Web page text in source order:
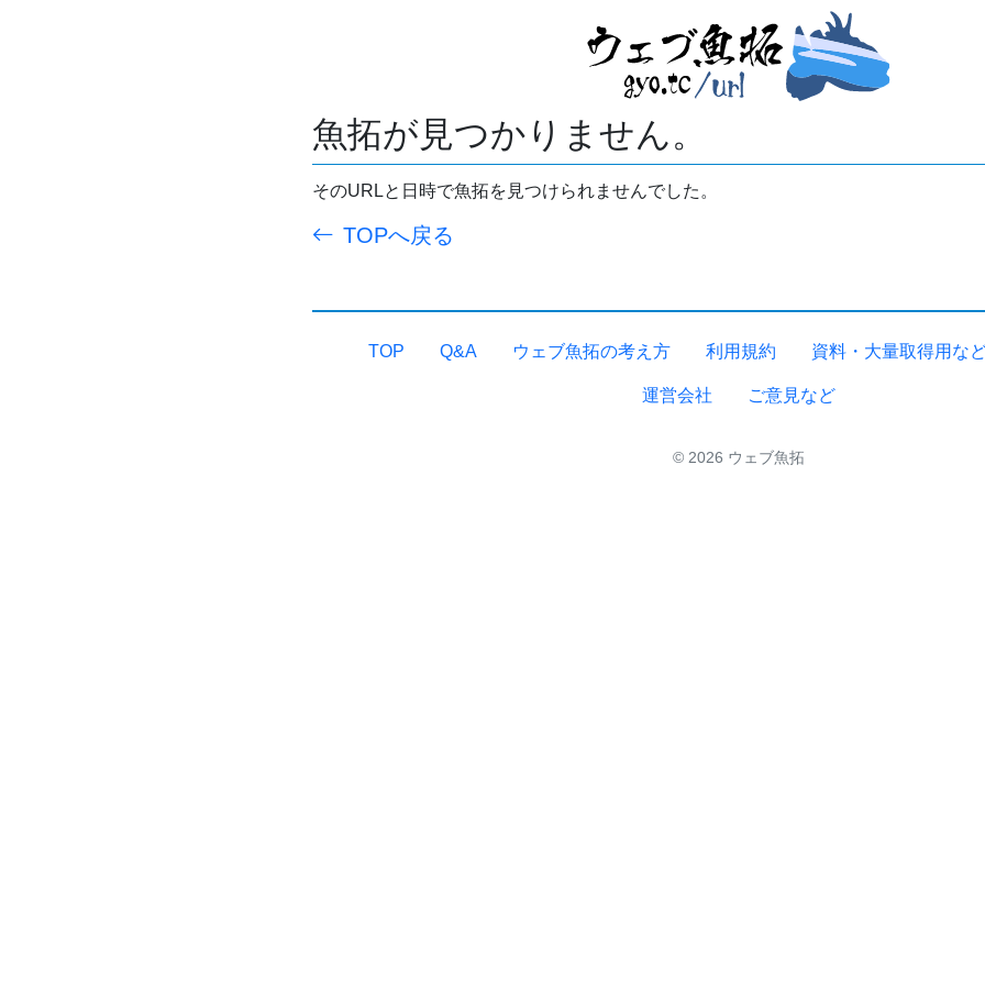
魚拓が見つかりません。
そのURLと日時で魚拓を見つけられませんでした。
TOPへ戻る
TOP Q&A ウェブ魚拓の考え方 利用規約 資料・大量取得用な
運営会社 ご意見など
© 2026 ウェブ魚拓